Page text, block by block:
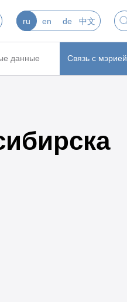
ru en de 中文
данные Связь с мэрией